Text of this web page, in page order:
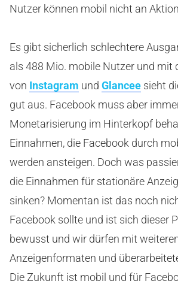
Nutzer können mobil nicht an
Es gibt sicherlich schlechtere
als 488 Mio. mobile Nutzer und mit
von Instagram und Glancee sieht
gut aus. Facebook muss aber
Monetarisierung im Hinterkopf
Einnahmen, die Facebook durch
werden ansteigen. Doch was
die Einnahmen für stationäre
sinken? Momentan ist das noch
Facebook sollte und ist sich dieser
bewusst und wir dürfen mit
Anzeigenformaten und
Die Zukunft ist mobil und für